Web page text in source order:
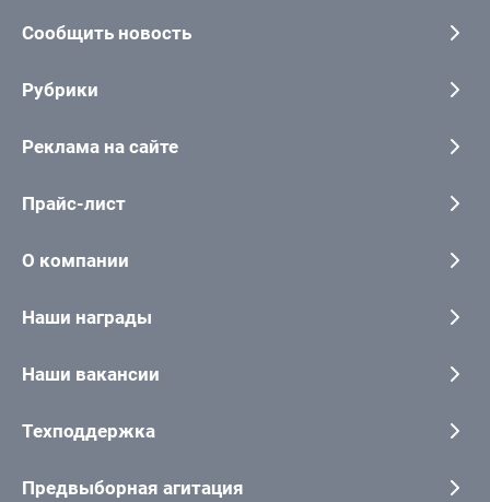
Сообщить новость
Рубрики
Реклама на сайте
Прайс-лист
О компании
Наши награды
Наши вакансии
Техподдержка
Предвыборная агитация